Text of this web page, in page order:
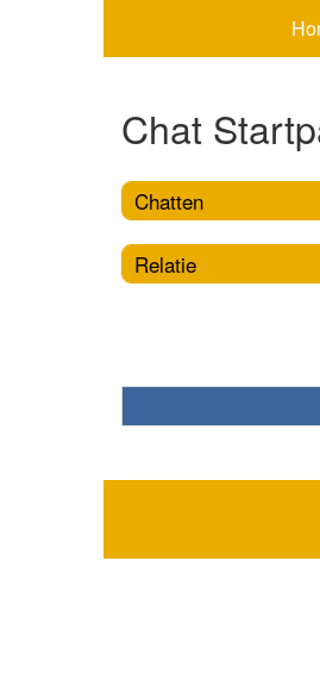
Chat
Chatten
Relatie